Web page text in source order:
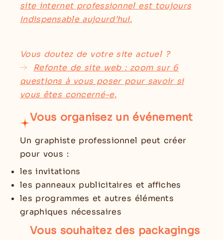
site internet professionnel est toujours
indispensable aujourd’hui.
Vous doutez de votre site actuel ?
Refonte de site web : zoom sur 6
questions à vous poser pour savoir si
vous êtes concerné-e.
Vous organisez un événement
Un graphiste professionnel peut créer
pour vous :
les invitations
les panneaux publicitaires et affiches
les programmes et autres éléments
graphiques nécessaires
Vous souhaitez des packagings